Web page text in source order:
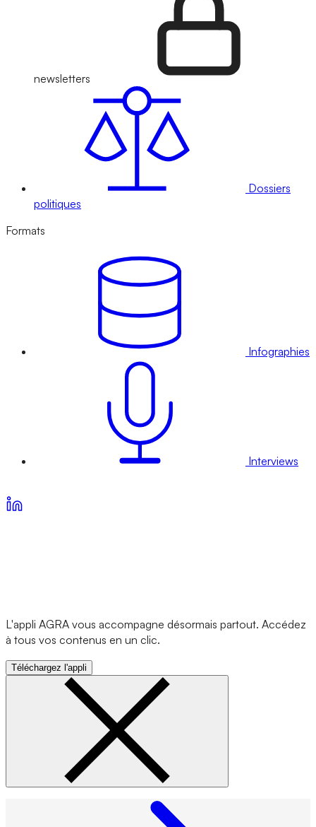
newsletters
Dossiers
politiques
Formats
Infographies
Interviews
L'appli AGRA vous accompagne désormais partout. Accédez
à tous vos contenus en un clic.
Téléchargez l'appli